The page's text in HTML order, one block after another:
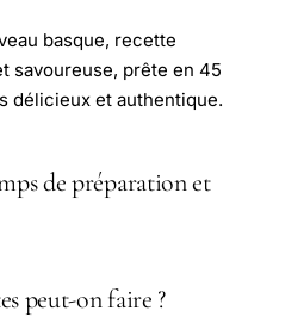
basque, recette
savoureuse, prête en 45
délicieux et authentique.
de préparation et
peut-on faire ?